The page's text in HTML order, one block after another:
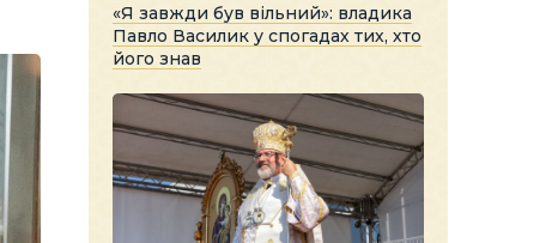
«Я завжди був вільний»: владика
Павло Василик у спогадах тих, хто
його знав